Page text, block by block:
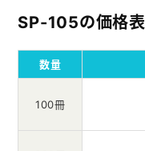
SP-105の価格表
数量
100冊